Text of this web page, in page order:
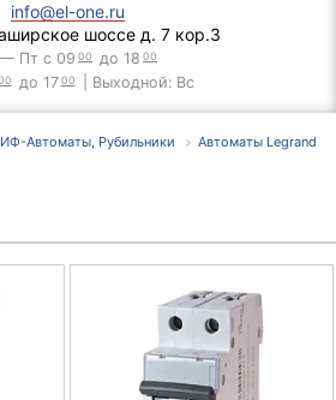
info@el-one.ru
шоссе д. 7 кор.3
Пт с 09 00 до 18 00
до 17 00 | Выходной: Вс
Автоматы, Рубильники
Автоматы Legrand